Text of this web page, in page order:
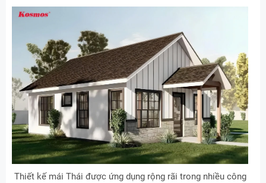
Thiết kế mái Thái được ứng dụng rộng rãi trong nhiều công